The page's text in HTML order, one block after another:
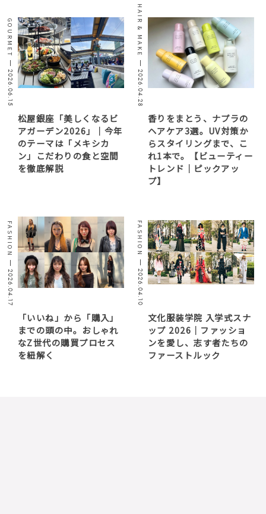
GOURMET
2026.06.15
松屋銀座「美しくなるビ
アガーデン2026」｜今年
のテーマは「メキシカ
ン」こだわりの食と空間
を徹底解説
HAIR & MAKE
2026.04.28
香りをまとう、ナプラの
ヘアケア3選。UV対策か
らスタイリングまで、こ
れ1本で。【ビューティー
トレンド｜ピックアッ
プ】
FASHION
2026.04.17
「いいね」から「購入」
までの頭の中。おしゃれ
なZ世代の購買プロセス
を紐解く
FASHION
2026.04.10
文化服装学院 入学式スナ
ップ 2026｜ファッショ
ンを愛し、志す者たちの
ファーストルック